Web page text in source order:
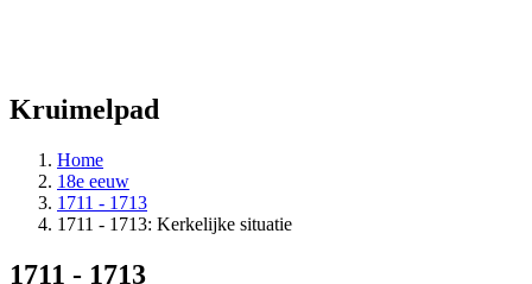
Kruimelpad
Home
18e eeuw
1711 - 1713
1711 - 1713: Kerkelijke situatie
1711 - 1713